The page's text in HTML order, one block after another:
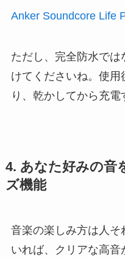
Anker Soundcore Life
ただし、完全防水で
けてくださいね。使
り、乾かしてから充電
4. あなた好みの音
ズ機能
音楽の楽しみ方は人そ
いれば、クリアな高音